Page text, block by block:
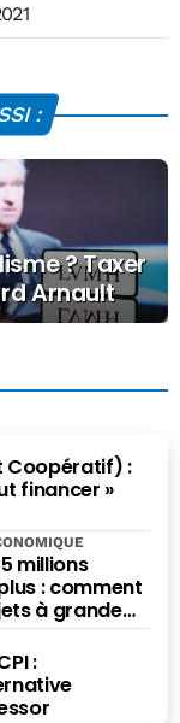
:
? Taxer
Arnault
des robes
l’argent
!
Coopératif) :
financer »
millions
: comment
à grande
: